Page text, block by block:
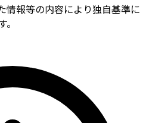
情報等の内容により独自基準に